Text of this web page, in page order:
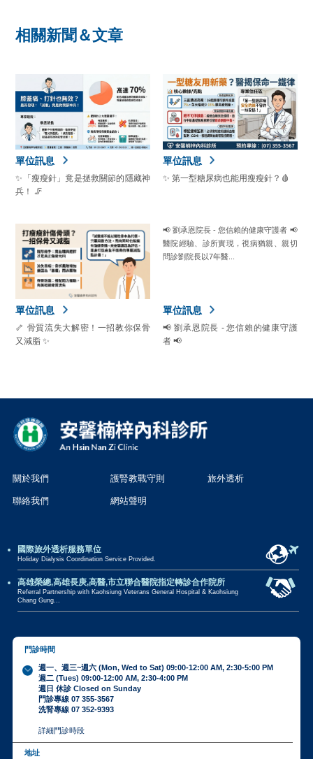
相關新聞＆文章
單位訊息
✨「瘦瘦針」竟是拯救關節的隱藏神
兵！ 🦵
單位訊息
✨ 第一型糖尿病也能用瘦瘦針？🩸
單位訊息
🦴 骨質流失大解密！一招教你保骨
又減脂 ✨
📢 劉承恩院長 - 您信賴的健康守護者 📢
醫院經驗、診所實現，視病猶親、親切
問診劉院長以7年醫...
單位訊息
📢 劉承恩院長 - 您信賴的健康守護
者 📢
關於我們 護腎教戰守則 旅外透析
聯絡我們 網站聲明
國際旅外透析服務單位
Holiday Dialysis Coordination Service Provided.
高雄榮總,高雄長庚,高醫,市立聯合醫院指定轉診合作院所
Referral Partnership with Kaohsiung Veterans General Hospital & Kaohsiung
Chang Gung...
門診時間
週一、週三~週六 (Mon, Wed to Sat) 09:00-12:00 AM, 2:30-5:00 PM
週二 (Tues) 09:00-12:00 AM, 2:30-4:00 PM
週日 休診 Closed on Sunday
門診專線 07 355-3567
洗腎專線 07 352-9393
詳細門診時段
地址